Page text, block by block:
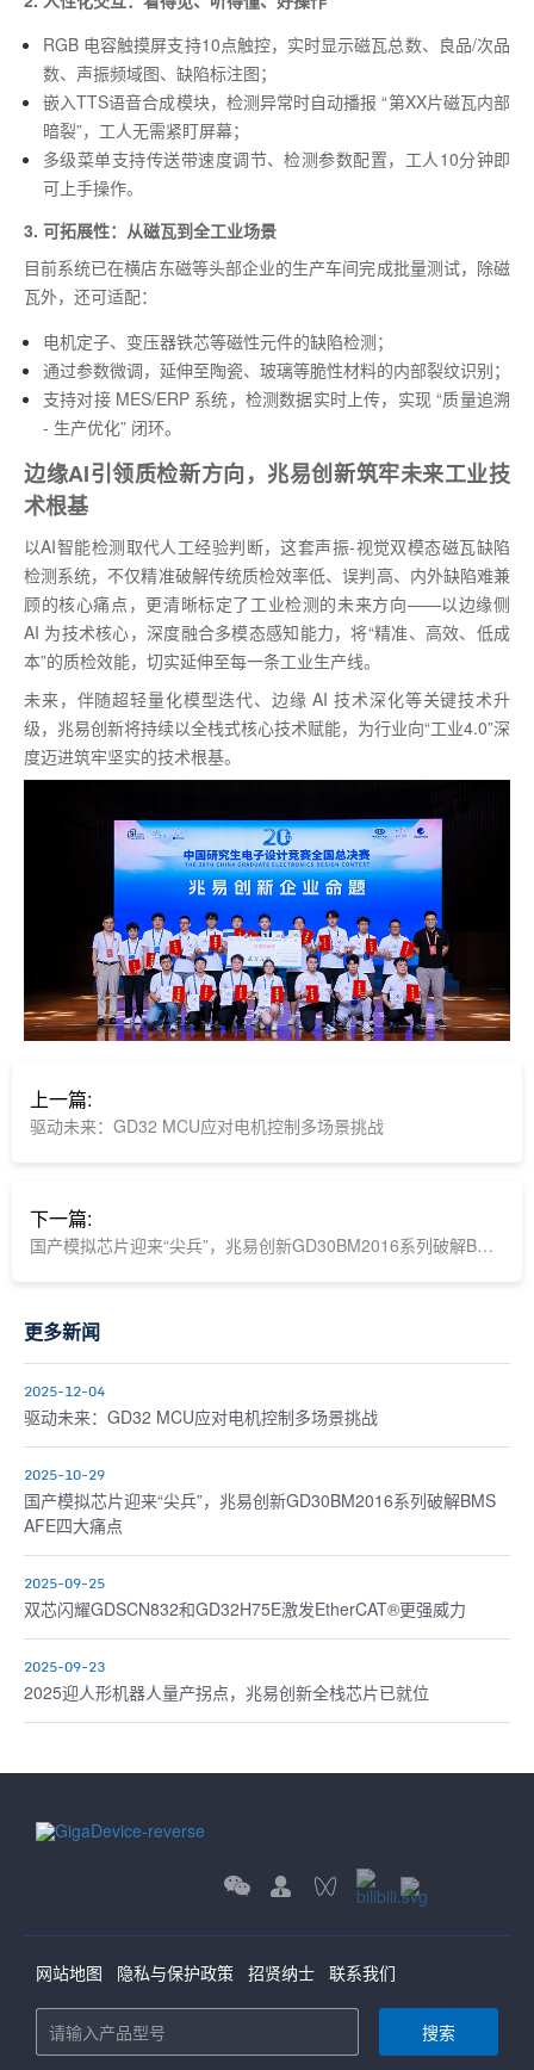
RGB 电容触摸屏支持10点触控，实时显示磁瓦总数、良品/次品
数、声振频域图、缺陷标注图；
嵌入TTS语音合成模块，检测异常时自动播报 “第XX片磁瓦内部
暗裂”，工人无需紧盯屏幕；
多级菜单支持传送带速度调节、检测参数配置，工人10分钟即
可上手操作。
3. 可拓展性：从磁瓦到全工业场景
目前系统已在横店东磁等头部企业的生产车间完成批量测试，除磁
瓦外，还可适配：
电机定子、变压器铁芯等磁性元件的缺陷检测；
通过参数微调，延伸至陶瓷、玻璃等脆性材料的内部裂纹识别；
支持对接 MES/ERP 系统，检测数据实时上传，实现 “质量追溯
- 生产优化” 闭环。
边缘AI引领质检新方向，兆易创新筑牢未来工业技
术根基
以AI智能检测取代人工经验判断，这套声振-视觉双模态磁瓦缺陷
检测系统，不仅精准破解传统质检效率低、误判高、内外缺陷难兼
顾的核心痛点，更清晰标定了工业检测的未来方向——以边缘侧
AI 为技术核心，深度融合多模态感知能力，将“精准、高效、低成
本”的质检效能，切实延伸至每一条工业生产线。
未来，伴随超轻量化模型迭代、边缘 AI 技术深化等关键技术升
级，兆易创新将持续以全栈式核心技术赋能，为行业向“工业4.0”深
度迈进筑牢坚实的技术根基。
上一篇:
驱动未来：GD32 MCU应对电机控制多场景挑战
下一篇:
国产模拟芯片迎来“尖兵”，兆易创新GD30BM2016系列破解BMS AFE四大痛点
更多新闻
2025-12-04
驱动未来：GD32 MCU应对电机控制多场景挑战
2025-10-29
国产模拟芯片迎来“尖兵”，兆易创新GD30BM2016系列破解BMS
AFE四大痛点
2025-09-25
双芯闪耀GDSCN832和GD32H75E激发EtherCAT®更强威力
2025-09-23
2025迎人形机器人量产拐点，兆易创新全栈芯片已就位
网站地图 隐私与保护政策 招贤纳士 联系我们
搜索